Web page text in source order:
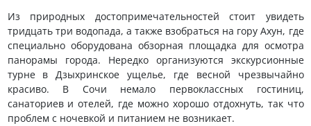
Из природных достопримечательностей стоит увидеть
тридцать три водопада, а также взобраться на гору Ахун, где
специально оборудована обзорная площадка для осмотра
панорамы города. Нередко организуются экскурсионные
турне в Дзыхринское ущелье, где весной чрезвычайно
красиво. В Сочи немало первоклассных гостиниц,
санаториев и отелей, где можно хорошо отдохнуть, так что
проблем с ночевкой и питанием не возникает.